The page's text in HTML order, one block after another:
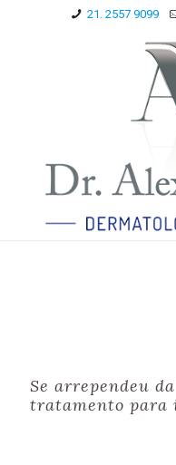
21. 2557 9099
Se arrependeu
tratamento para